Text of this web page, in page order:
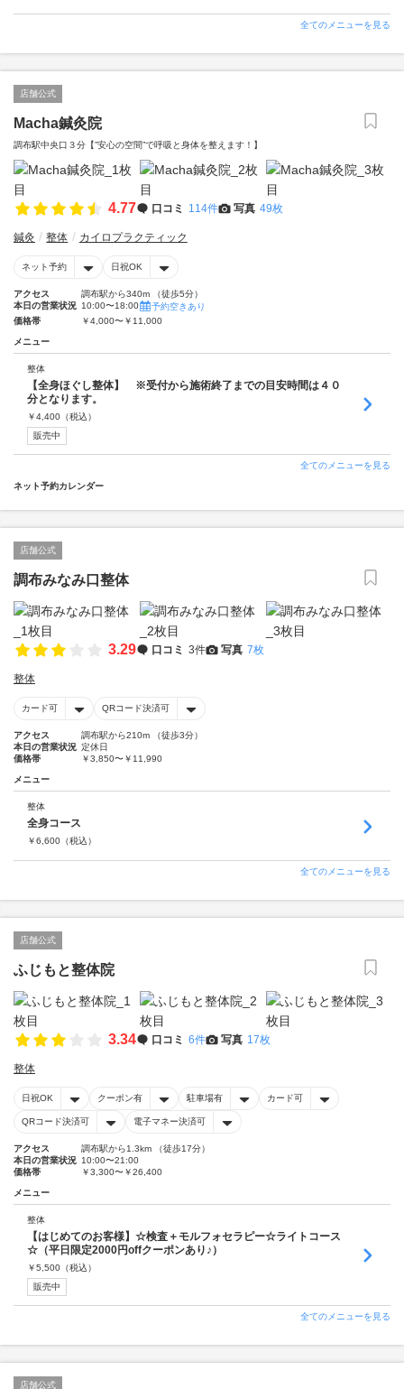
全てのメニューを見る
店舗公式
Macha鍼灸院
調布駅中央口３分【”安心の空間”で呼吸と身体を整えます！】
4.77 口コミ 114件 写真 49枚
鍼灸 整体 カイロプラクティック
ネット予約 日祝OK
アクセス
調布駅から340m （徒歩5分）
本日の営業状況 10:00〜18:00
予約空きあり
価格帯
￥4,000〜￥11,000
メニュー
整体
【全身ほぐし整体】 ※受付から施術終了までの目安時間は４０
分となります。
￥4,400 （税込）
販売中
全てのメニューを見る
ネット予約カレンダー
店舗公式
調布みなみ口整体
3.29 口コミ 3件 写真 7枚
整体
カード可 QRコード決済可
アクセス
調布駅から210m （徒歩3分）
本日の営業状況 定休日
価格帯
￥3,850〜￥11,990
メニュー
整体
全身コース
￥6,600 （税込）
全てのメニューを見る
店舗公式
ふじもと整体院
3.34 口コミ 6件 写真 17枚
整体
日祝OK クーポン有 駐車場有 カード可
QRコード決済可 電子マネー決済可
アクセス
調布駅から1.3km （徒歩17分）
本日の営業状況 10:00〜21:00
価格帯
￥3,300〜￥26,400
メニュー
整体
【はじめてのお客様】☆検査＋モルフォセラピー☆ライトコース
☆（平日限定2000円offクーポンあり♪）
￥5,500 （税込）
販売中
全てのメニューを見る
店舗公式